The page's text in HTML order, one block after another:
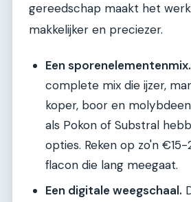
gereedschap maakt het
makkelijker en preciezer.
Een sporenelementenmix.
complete mix die ijzer,
koper, boor en
als Pokon of Substral
opties. Reken op zo'n
flacon die lang meegaat.
Een digitale weegschaal.